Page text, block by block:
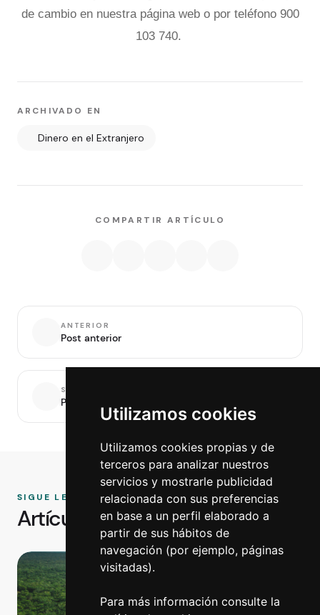
Utilizamos cookies
Utilizamos cookies propias y de
terceros para analizar nuestros
servicios y mostrarle publicidad
relacionada con sus preferencias
en base a un perfil elaborado a
partir de sus hábitos de
navegación (por ejemplo, páginas
visitadas).
Para más información consulte la
de cambio en nuestra página web o por teléfono 900
103 740.
ARCHIVADO EN
Dinero en el Extranjero
COMPARTIR ARTÍCULO
ANTERIOR
Post anterior
SIGUIENTE
Post siguiente
SIGUE LEYENDO
Artículos relacionados